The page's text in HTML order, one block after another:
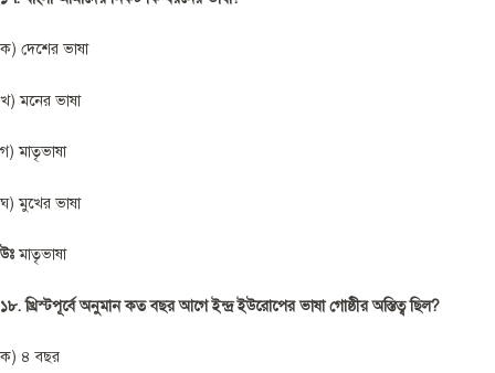
ক) দেশের ভাষা
খ) মনের ভাষা
গ) মাতৃভাষা
ঘ) মুখের ভাষা
উঃমাতৃভাষা
১৮. খ্রিস্টপূর্বে অনুমান কত বছর আগে ইন্দ্র ইউরোপের ভাষা গোষ্ঠীর অস্তিত্ব ছিল?
ক) ৪ বছর